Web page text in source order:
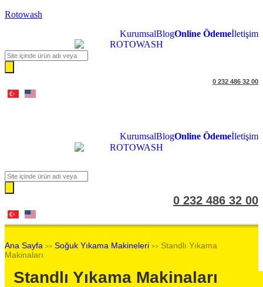
Rotowash
KurumsalBlogOnline Ödemeİletişim
Products
search
0 232 486 32 00
KurumsalBlogOnline Ödemeİletişim
Products
search
0 232 486 32 00
Ana Sayfa >> Soğuk Yıkama Makineleri >> Standlı Yıkama
Makinaları
Standlı Yıkama Makinaları